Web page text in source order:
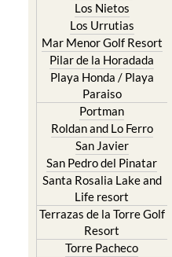
Los Nietos
Los Urrutias
Mar Menor Golf Resort
Pilar de la Horadada
Playa Honda / Playa
Paraiso
Portman
Roldan and Lo Ferro
San Javier
San Pedro del Pinatar
Santa Rosalia Lake and
Life resort
Terrazas de la Torre Golf
Resort
Torre Pacheco